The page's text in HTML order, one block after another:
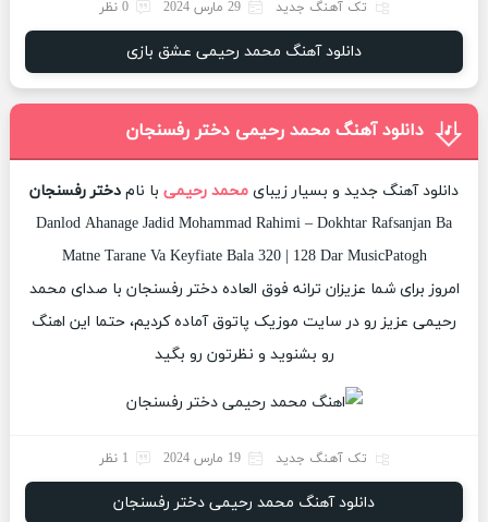
تک آهنگ جدید 29 مارس 2024 0 نظر
دانلود آهنگ محمد رحیمی عشق بازی
دانلود آهنگ محمد رحیمی دختر رفسنجان
دانلود آهنگ جدید و بسیار زیبای محمد رحیمی با نام دختر رفسنجان
Danlod Ahanage Jadid Mohammad Rahimi – Dokhtar Rafsanjan Ba
Matne Tarane Va Keyfiate Bala 320 | 128 Dar MusicPatogh
امروز برای شما عزیزان ترانه فوق العاده دختر رفسنجان با صدای محمد
رحیمی عزیز رو در سایت موزیک پاتوق آماده کردیم، حتما این اهنگ
رو بشنوید و نظرتون رو بگید
تک آهنگ جدید 19 مارس 2024 1 نظر
دانلود آهنگ محمد رحیمی دختر رفسنجان